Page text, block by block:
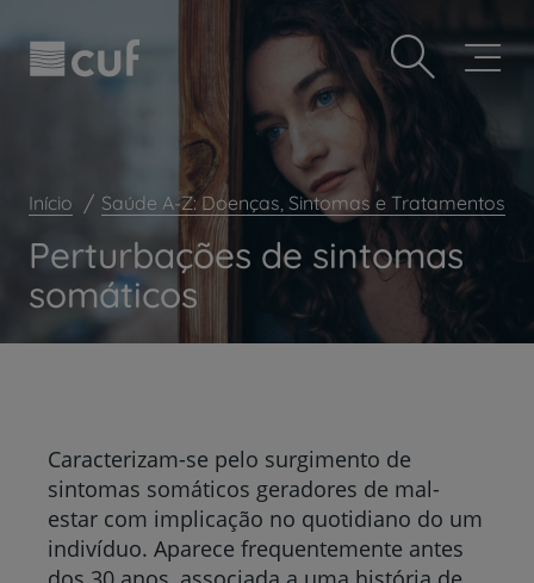
este
inclui
para
conteúdo
Prevenção e bem-estar
Grandes Áreas da Saúde
Serviços CUF
My CUF
Clientes e acompanhantes
CUF Academic Center
Para profissionais
Início Saúde A-Z: Doenças, Sintomas e Tratamentos
Perturbações de sintomas
somáticos
Caracterizam-se pelo surgimento de
sintomas somáticos geradores de mal-
estar com implicação no quotidiano do um
indivíduo. Aparece frequentemente antes